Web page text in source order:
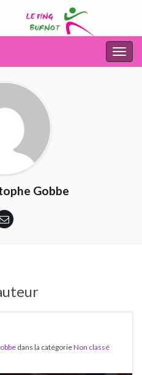
Gobbe
dans la catégorieNon classé